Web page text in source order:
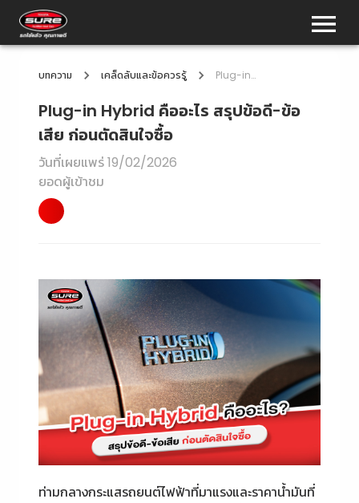
บทความ เคล็ดลับและข้อควรรู้ Plug-in Hybrid คืออะไร สรุปข้อดี-ข้อเสีย ก่อนตัดสินใจซื้อ
Plug-in Hybrid คืออะไร สรุปข้อดี-ข้อ
เสีย ก่อนตัดสินใจซื้อ
วันที่เผยแพร่19/02/2026
ยอดผู้เข้าชม
ท่ามกลางกระแสรถยนต์ไฟฟ้าที่มาแรงและราคาน้ำมันที่